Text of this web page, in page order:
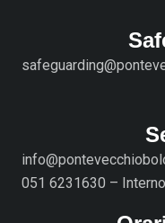
051 6231630 –